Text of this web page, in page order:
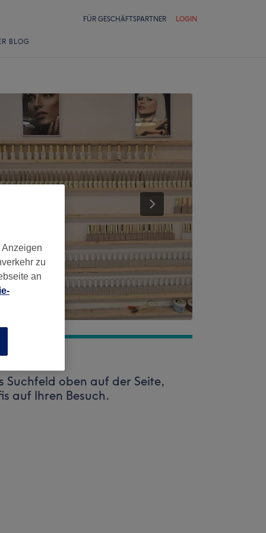
FÜR GESCHÄFTSPARTNER LOGIN
BLOG
Suchfeld oben auf der Seite,
auf Ihren Besuch.
zu
an